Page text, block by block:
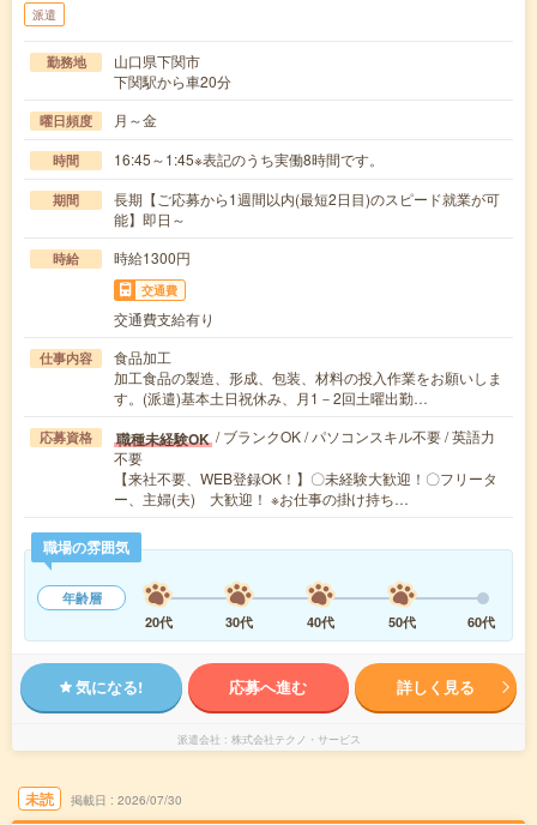
派遣
勤務地
山口県下関市
下関駅から車20分
曜日頻度 月～金
時間 16:45～1:45※表記のうち実働8時間です。
期間
長期【ご応募から1週間以内(最短2日目)のスピード就業が可
能】即日～
時給 時給1300円
交通費
交通費支給有り
仕事内容
食品加工
加工食品の製造、形成、包装、材料の投入作業をお願いしま
す。(派遣)基本土日祝休み、月1－2回土曜出勤…
応募資格 職種未経験OK / ブランクOK / パソコンスキル不要 / 英語力
不要
【来社不要、WEB登録OK！】〇未経験大歓迎！〇フリータ
ー、主婦(夫) 大歓迎！ ※お仕事の掛け持ち…
職場の雰囲気
年齢層
20代
30代 40代 50代 60代
気になる! 応募へ進む 詳しく見る
派遣会社 株式会社テクノ・サービス
未読 掲載日 2026/07/30